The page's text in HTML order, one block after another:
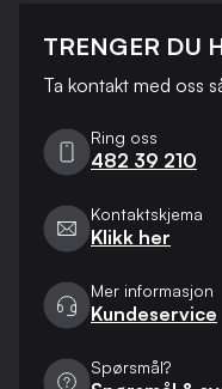
TRENGER DU
Ta kontakt med oss
Ring oss
482 39 210
Kontaktskjema
Klikk her
Mer informasjon
Kundeservice
Spørsmål?